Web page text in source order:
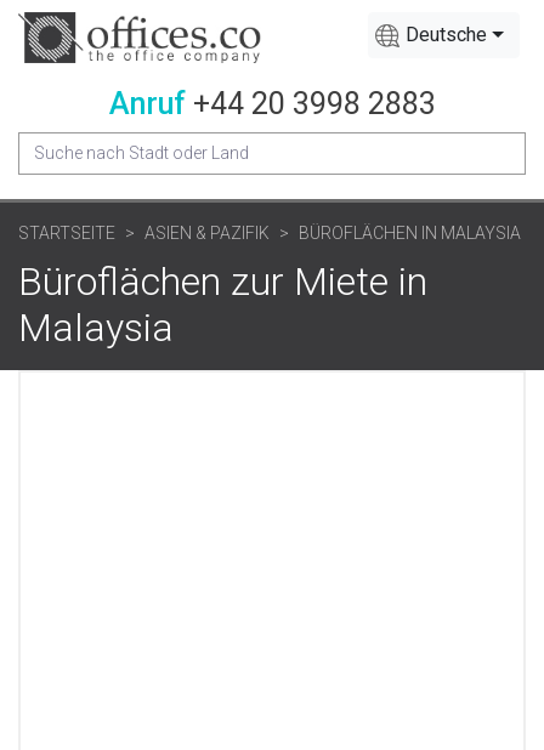
Deutsche
Anruf +44 20 3998 2883
STARTSEITE ASIEN & PAZIFIK BÜROFLÄCHEN IN MALAYSIA
Büroflächen zur Miete in
Malaysia